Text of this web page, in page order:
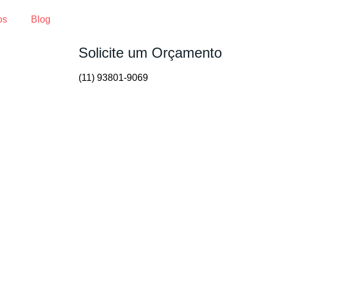
Blog
Solicite um Orçamento
(11) 93801-9069